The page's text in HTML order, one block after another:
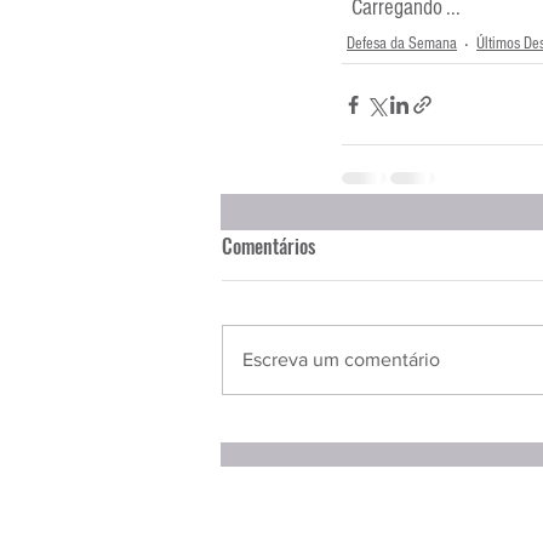
  Carregando ...
Defesa da Semana Últimos
Comentários
Escreva um comentário